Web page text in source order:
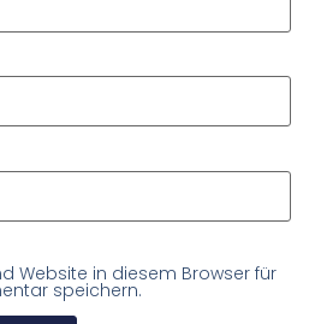
Website in diesem Browser für
speichern.